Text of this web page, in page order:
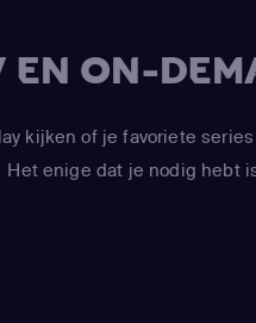
EN ON-
kijken of je favoriete
Het enige dat je nodig hebt